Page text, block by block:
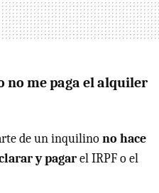
no me paga el alquiler
de un inquilinono hace
y pagarel IRPF o el